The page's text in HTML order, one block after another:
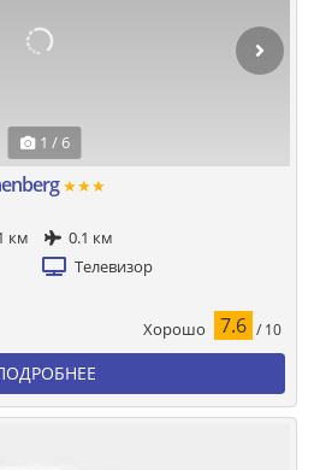
1 / 6
★★★
км
0.1 км
Телевизор
Хорошо 7.6 / 10